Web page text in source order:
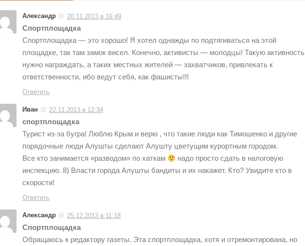
Александр 20.11.2013 в 16:49
Спортплощадка
Спортплощадка — это хорошо! Я хотел однажды по подтягиваться на этой
площадке, так там замок висел. Конечно, активисты — молодцы! Такую активность
нужно награждать, а таких местных жителей — захватчиков, привлекать к
ответственности, ибо ведут себя, как фашисты!!!
Ответить
Иван 22.11.2013 в 12:34
спортплощадка
Турист из-за бугра! Люблю Крым и верю , что такие люди как Тимошенко и другие
порядочные люди Алушты сделают Алушту цветущим курортным городом.
Все кто занимается «разводом» по хаткам
надо просто сдать в налоговую
инспекцию. 8) Власти города Алушты бандиты и их накажет. Кто? Увидите кто в
скорости!
Ответить
Александр 25.12.2013 в 11:18
Спортплощадка
Обращаюсь к редактору газеты. Эта спортплощадка, хотя и отремонтирована, но